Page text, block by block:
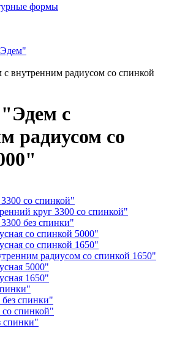
формы
внутренним радиусом со спинкой
с
радиусом со
со спинкой"
круг 3300 со спинкой"
без спинки"
со спинкой 5000"
со спинкой 1650"
радиусом со спинкой 1650"
5000"
1650"
спинки"
спинкой"
спинки"